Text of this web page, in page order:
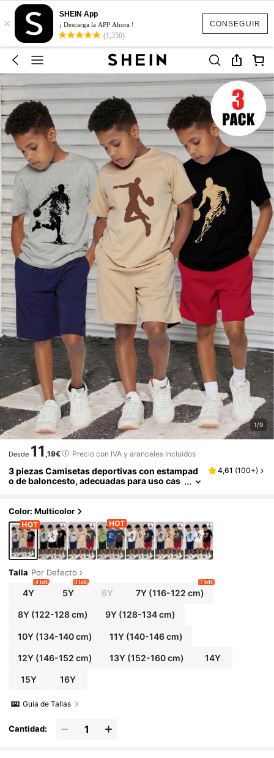
CONSEGUIR
×
SHEIN App
¡ Descarga la APP Ahora !
(1,350)
1/9
Desde 11 ,19€ Precio con IVA y aranceles incluidos
3 piezas Camisetas deportivas con estampad
o de baloncesto, adecuadas para uso cas
o de manga corta, ropa deportiva para adoles
centes
4,61 (100+)
Color: Multicolor
Talla Por Defecto
4Y
4 left
5Y
3 left
6Y 7Y (116-122 cm)
7 left
8Y(122-128 cm) 9Y (128-134 cm)
10Y(134-140 cm) 11Y (140-146 cm)
12Y(146-152 cm) 13Y (152-160 cm) 14Y
15Y 16Y
Guía de Tallas
Cantidad: